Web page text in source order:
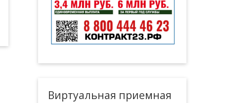
Виртуальная приемная